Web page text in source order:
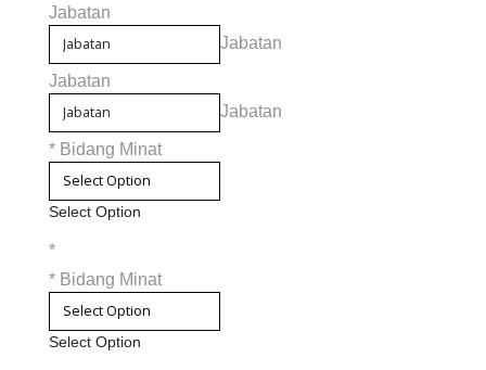
Jabatan
Jabatan
Jabatan
Jabatan
* Bidang Minat
Select Option
*
* Bidang Minat
Select Option